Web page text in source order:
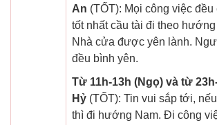
An (TỐT): Mọi công việc
tốt nhất cầu tài đi theo
Nhà cửa được yên lành.
đều bình yên.
Từ 11h-13h (Ngọ) và từ
Hỷ (TỐT): Tin vui sắp tới,
thì đi hướng Nam. Đi công